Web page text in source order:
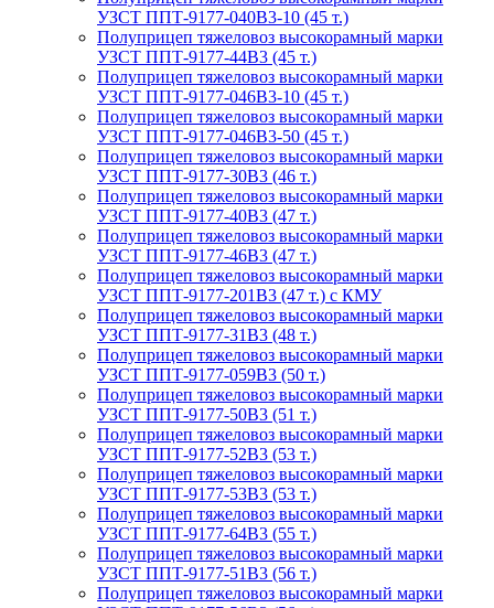
УЗСТ ППТ-9177-040В3-10 (45 т.)
Полуприцеп тяжеловоз высокорамный марки
УЗСТ ППТ-9177-44В3 (45 т.)
Полуприцеп тяжеловоз высокорамный марки
УЗСТ ППТ-9177-046В3-10 (45 т.)
Полуприцеп тяжеловоз высокорамный марки
УЗСТ ППТ-9177-046В3-50 (45 т.)
Полуприцеп тяжеловоз высокорамный марки
УЗСТ ППТ-9177-30В3 (46 т.)
Полуприцеп тяжеловоз высокорамный марки
УЗСТ ППТ-9177-40В3 (47 т.)
Полуприцеп тяжеловоз высокорамный марки
УЗСТ ППТ-9177-46В3 (47 т.)
Полуприцеп тяжеловоз высокорамный марки
УЗСТ ППТ-9177-201В3 (47 т.) с КМУ
Полуприцеп тяжеловоз высокорамный марки
УЗСТ ППТ-9177-31В3 (48 т.)
Полуприцеп тяжеловоз высокорамный марки
УЗСТ ППТ-9177-059В3 (50 т.)
Полуприцеп тяжеловоз высокорамный марки
УЗСТ ППТ-9177-50В3 (51 т.)
Полуприцеп тяжеловоз высокорамный марки
УЗСТ ППТ-9177-52В3 (53 т.)
Полуприцеп тяжеловоз высокорамный марки
УЗСТ ППТ-9177-53В3 (53 т.)
Полуприцеп тяжеловоз высокорамный марки
УЗСТ ППТ-9177-64В3 (55 т.)
Полуприцеп тяжеловоз высокорамный марки
УЗСТ ППТ-9177-51В3 (56 т.)
Полуприцеп тяжеловоз высокорамный марки